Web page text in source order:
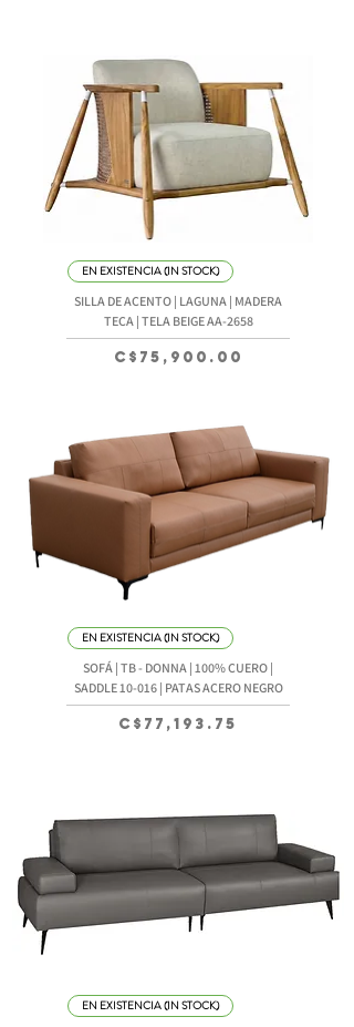
EN EXISTENCIA (IN STOCK)
SILLA DE ACENTO | LAGUNA | MADERA
TECA | TELA BEIGE AA-2658
Precio
C$75,900.00
EN EXISTENCIA (IN STOCK)
SOFÁ | TB - DONNA | 100% CUERO |
SADDLE 10-016 | PATAS ACERO NEGRO
Precio
C$77,193.75
EN EXISTENCIA (IN STOCK)